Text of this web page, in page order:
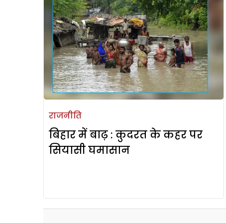
राजनीति
बिहार में बाढ़ : कुदरत के कहर पर
सियासी घमासान